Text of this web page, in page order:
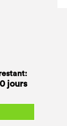
0 jours